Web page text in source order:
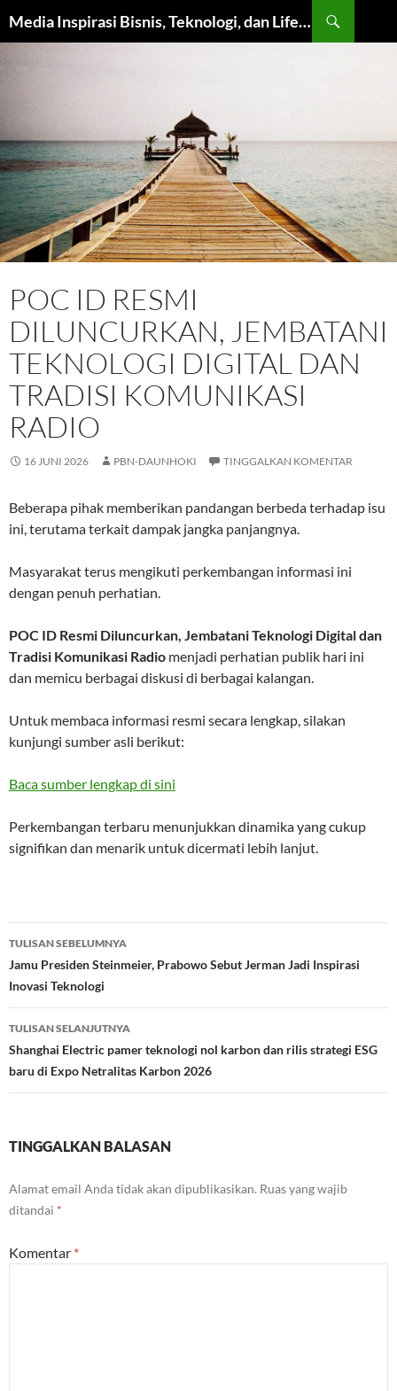
ke
Media Inspirasi Bisnis, Teknologi, dan Lifestyle Modern
POC ID RESMI
DILUNCURKAN, JEMBATANI
TEKNOLOGI DIGITAL DAN
TRADISI KOMUNIKASI
RADIO
16 JUNI 2026 PBN-DAUNHOKI TINGGALKAN KOMENTAR
Beberapa pihak memberikan pandangan berbeda terhadap isu
ini, terutama terkait dampak jangka panjangnya.
Masyarakat terus mengikuti perkembangan informasi ini
dengan penuh perhatian.
POC ID Resmi Diluncurkan, Jembatani Teknologi Digital dan
Tradisi Komunikasi Radio menjadi perhatian publik hari ini
dan memicu berbagai diskusi di berbagai kalangan.
Untuk membaca informasi resmi secara lengkap, silakan
kunjungi sumber asli berikut:
Baca sumber lengkap di sini
Perkembangan terbaru menunjukkan dinamika yang cukup
signifikan dan menarik untuk dicermati lebih lanjut.
Navigasi
Tulisan
TULISAN SEBELUMNYA
Jamu Presiden Steinmeier, Prabowo Sebut Jerman Jadi Inspirasi
Inovasi Teknologi
TULISAN SELANJUTNYA
Shanghai Electric pamer teknologi nol karbon dan rilis strategi ESG
baru di Expo Netralitas Karbon 2026
TINGGALKAN BALASAN
Alamat email Anda tidak akan dipublikasikan. Ruas yang wajib
ditandai *
Komentar *